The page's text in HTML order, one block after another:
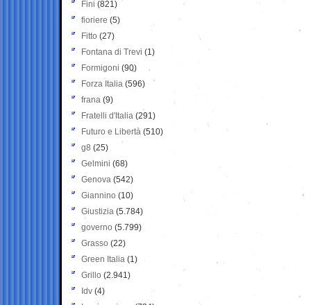
Fini (821)
fioriere (5)
Fitto (27)
Fontana di Trevi (1)
Formigoni (90)
Forza Italia (596)
frana (9)
Fratelli d'Italia (291)
Futuro e Libertà (510)
g8 (25)
Gelmini (68)
Genova (542)
Giannino (10)
Giustizia (5.784)
governo (5.799)
Grasso (22)
Green Italia (1)
Grillo (2.941)
Idv (4)